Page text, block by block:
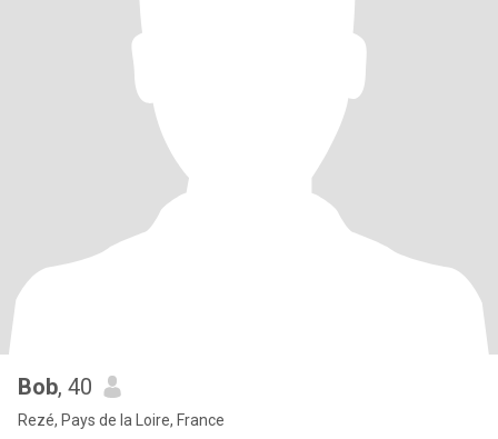
Bob, 40
Rezé, Pays de la Loire, France